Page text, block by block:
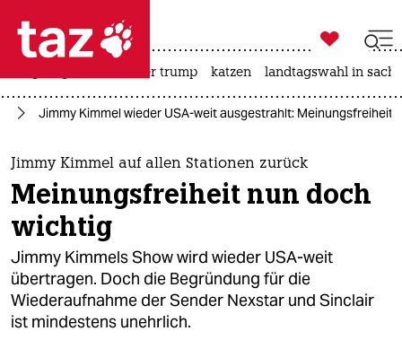
 taz zahl ich
taz zahl ich
themen
politik
öko
gesellschaft
kultur

taz zahl ich
usa unter trump katzen landtagswahl in
Jimmy Kimmel wieder USA-weit ausgestrahlt: Meinungs­freiheit
Jimmy Kimmel auf allen Stationen zurück
Meinungs­freiheit nun doch
wichtig
Jimmy Kimmels Show wird wieder USA-weit
übertragen. Doch die Begründung für die
Wiederaufnahme der Sender Nexstar und Sinclair
ist mindestens unehrlich.